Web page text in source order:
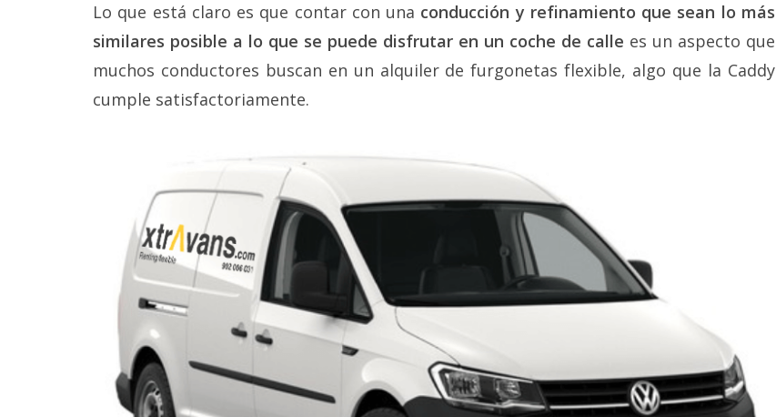
Lo que está claro es que contar con una conducción y refinamiento que sean lo más
similares posible a lo que se puede disfrutar en un coche de calle es un aspecto que
muchos conductores buscan en un alquiler de furgonetas flexible, algo que la Caddy
cumple satisfactoriamente.